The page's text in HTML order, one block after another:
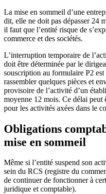
La mise en sommeil d’une
dit, elle ne doit pas dépasser 24
il faut que l’entité risque de
commerce et des sociétés.
L’interruption temporaire de
doit être déterminée par le
souscription au formulaire P2
rassembler quelques pièces et
provisoire de l’activité d’un
moyenne 12 mois. Ce délai peut
pour les activités axées dans le
Obligations
mise en sommeil
Même si l’entité suspend son
sein du RCS (registre du
de continuer de fonctionner à
juridique et comptable).